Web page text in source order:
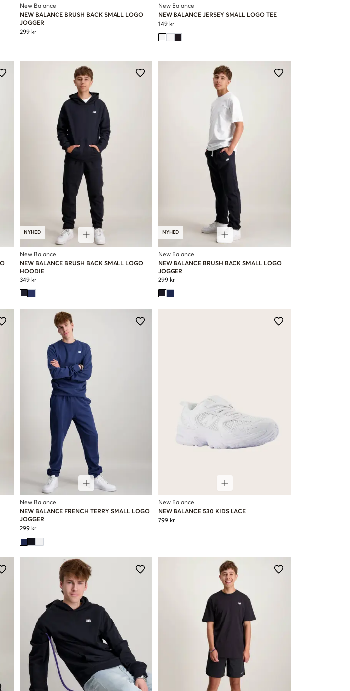
New Balance
NEW BALANCE BRUSH BACK SMALL LOGO
JOGGER
299 kr
New Balance
NEW BALANCE JERSEY SMALL LOGO TEE
149 kr
NYHED
New Balance
NEW BALANCE BRUSH BACK SMALL LOGO
HOODIE
349 kr
NYHED
New Balance
NEW BALANCE BRUSH BACK SMALL LOGO
JOGGER
299 kr
New Balance
NEW BALANCE FRENCH TERRY SMALL LOGO
JOGGER
299 kr
New Balance
NEW BALANCE 530 KIDS LACE
799 kr